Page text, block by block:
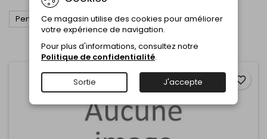
Pertinence 
Affichage 1-3 de 3 article(s)
favorite_border
Ce magasin utilise des cookies pour améliorer
votre expérience de navigation.
Pour plus d'informations, consultez notre
Politique de confidentialité.
Sortie J'accepte